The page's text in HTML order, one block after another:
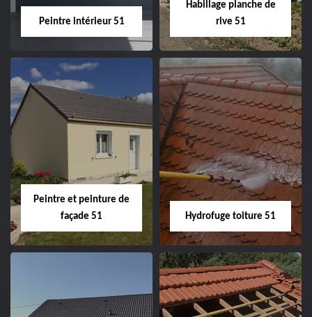
Peintre intérieur 51
Peintre intérieur
Habillage planche de
rive 51
Habillage planche
de rive 51
Peintre et peinture de
façade 51
Hydrofuge toiture 51